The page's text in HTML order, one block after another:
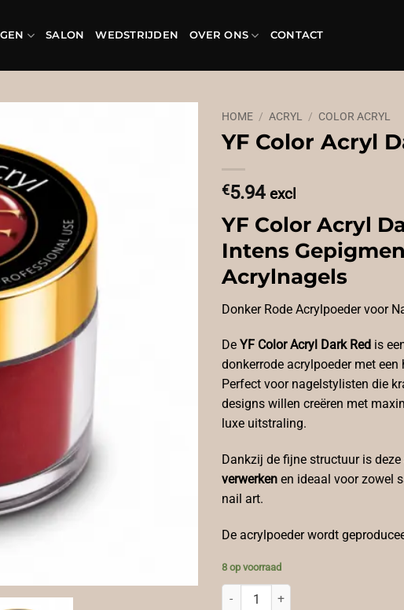
SALON WEDSTRIJDEN OVER ONS CONTACT
HOME / ACRYL / COLOR ACRYL
YF Color Acryl
€5.94 excl
YF Color Acryl
Intens
Acrylnagels
Donker Rode Acrylpoeder voor
De YF Color Acryl Dark Red is
donkerrode acrylpoeder met
Perfect voor nagelstylisten die
designs willen creëren met
luxe uitstraling.
Dankzij de fijne structuur is deze
verwerken en ideaal voor zowel
nail art.
De acrylpoeder wordt
8 op voorraad
YF Color Acryl Dark Red aantal